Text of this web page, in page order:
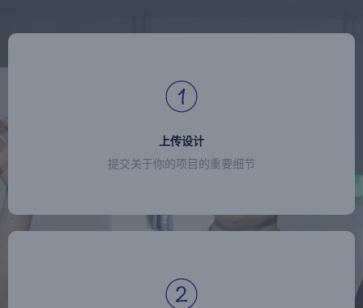
上传设计
提交关于你的项目的重要细节